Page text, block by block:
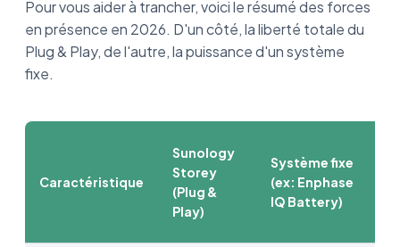
Pour vous aider à trancher, voici le résumé des forces
en présence en 2026. D'un côté, la liberté totale du
Plug & Play, de l'autre, la puissance d'un système
fixe.
Caractéristique
Sunology
Storey
(Plug &
Play)
Système fixe
(ex: Enphase
IQ Battery)